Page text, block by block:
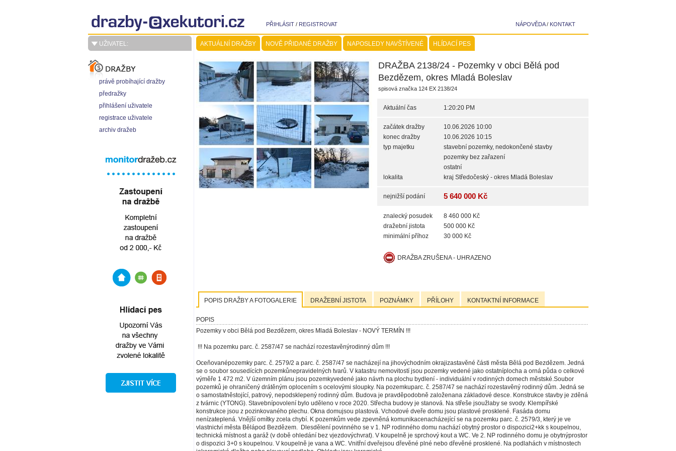
PŘIHLÁSIT/ REGISTROVAT NÁPOVĚDA/ KONTAKT
UŽIVATEL:
právě probíhající dražby
předražky
přihlášení uživatele
registrace uživatele
archiv dražeb
AKTUÁLNÍ DRAŽBY NOVĚ PŘIDANÉ DRAŽBY NAPOSLEDY NAVŠTÍVENÉ HLÍDACÍ PES
DRAŽBA 2138/24 - Pozemky v obci Bělá pod
Bezdězem, okres Mladá Boleslav
spisová značka 124 EX 2138/24
Aktuální čas 1:20:20 PM
začátek dražby
10.06.2026 10:00
konec dražby
10.06.2026 10:15
typ majetku
stavební pozemky, nedokončené stavby
pozemky bez zařazení
ostatní
lokalita
kraj Středočeský - okres Mladá Boleslav
nejnižší podání 5 640 000 Kč
znalecký posudek
8 460 000 Kč
dražební jistota
500 000 Kč
minimální příhoz
30 000 Kč
DRAŽBA ZRUŠENA - UHRAZENO
POPIS DRAŽBY A FOTOGALERIE DRAŽEBNÍ JISTOTA POZNÁMKY PŘÍLOHY KONTAKTNÍ INFORMACE
POPIS
Pozemky v obci Bělá pod Bezdězem, okres Mladá Boleslav - NOVÝ TERMÍN !!!
!!! Na pozemku parc. č. 2587/47 se nachází rozestavěnýrodinný dům !!!
Oceňovanépozemky parc. č. 2579/2 a parc. č. 2587/47 se nacházejí na jihovýchodním okrajizastavěné části města Bělá pod Bezdězem. Jedná
se o soubor sousedících pozemkůnepravidelných tvarů. V katastru nemovitostí jsou pozemky vedené jako ostatníplocha a orná půda o celkové
výměře 1 472 m2. V územním plánu jsou pozemkyvedené jako návrh na plochu bydlení - individuální v rodinných domech městské.Soubor
pozemků je ohraničený drátěným oplocením s ocelovými sloupky. Na pozemkuparc. č. 2587/47 se nachází rozestavěný rodinný dům. Jedná se
o samostatněstojící, patrový, nepodsklepený rodinný dům. Budova je pravděpodobně založenana základové desce. Konstrukce stavby je zděná
z tvárnic (YTONG). Stavebnípovolení bylo uděleno v roce 2020. Střecha budovy je stanová. Na střeše jsoužlaby se svody. Klempířské
konstrukce jsou z pozinkovaného plechu. Okna domujsou plastová. Vchodové dveře domu jsou plastové prosklené. Fasáda domu
nenízateplená. Vnější omítky zcela chybí. K pozemkům vede zpevněná komunikacenacházející se na pozemku parc. č. 2579/3, který je ve
vlastnictví města Bělápod Bezdězem. Dlesdělení povinného se v 1. NP rodinného domu nachází obytný prostor o dispozici2+kk s koupelnou,
technická místnost a garáž (v době ohledání bez vjezdovýchvrat). V koupelně je sprchový kout a WC. Ve 2. NP rodinného domu je obytnýprostor
o dispozici 3+0 s koupelnou. V koupelně je vana a WC. Vnitřní dveřejsou dřevěné plné nebo dřevěné prosklené. Na podlahách v místnostech